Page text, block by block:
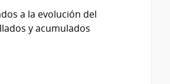
a la evolución del
y acumulados